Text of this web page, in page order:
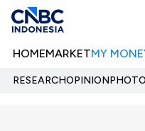
HOMEMARKETMY
RESEARCHOPINIONPHOTO